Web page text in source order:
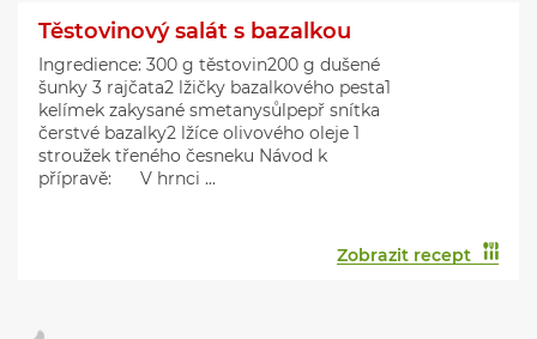
Těstovinový salát s bazalkou
Ingredience: 300 g těstovin200 g dušené
šunky 3 rajčata2 lžičky bazalkového pesta1
kelímek zakysané smetanysůlpepř snítka
čerstvé bazalky2 lžíce olivového oleje 1
stroužek třeného česneku Návod k
přípravě: V hrnci ...
Zobrazit recept